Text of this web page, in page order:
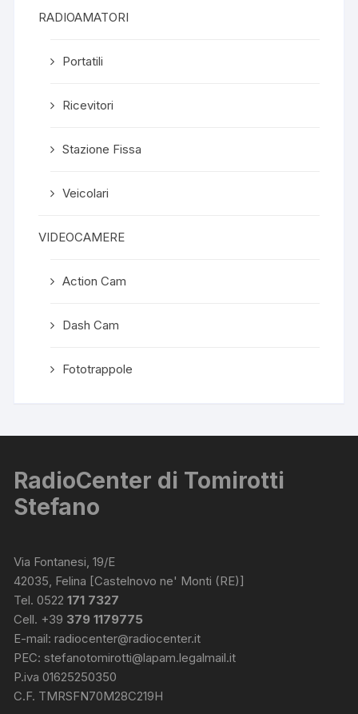
RADIOAMATORI
Portatili
Ricevitori
Stazione Fissa
Veicolari
VIDEOCAMERE
Action Cam
Dash Cam
Fototrappole
RadioCenter di Tomirotti
Stefano
Via Fontanesi, 19/E
42035, Felina [Castelnovo ne' Monti (RE)]
Tel. 0522171 7327
Cell. +39 379 1179775
E-mail:radiocenter@radiocenter.it
PEC:stefanotomirotti@lapam.legalmail.it
P.iva 01625250350
C.F. TMRSFN70M28C219H